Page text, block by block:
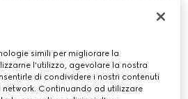
spensierato nella bella stagione.
DA VIAGGIO DONNA
simili per migliorare la
l'utilizzo, agevolare la nostra
di condividere i nostri contenuti
Continuando ad utilizzare